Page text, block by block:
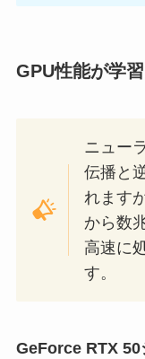
GPU性能が学
ニュー
伝播と
れます
から数
高速に
す。
GeForce RTX